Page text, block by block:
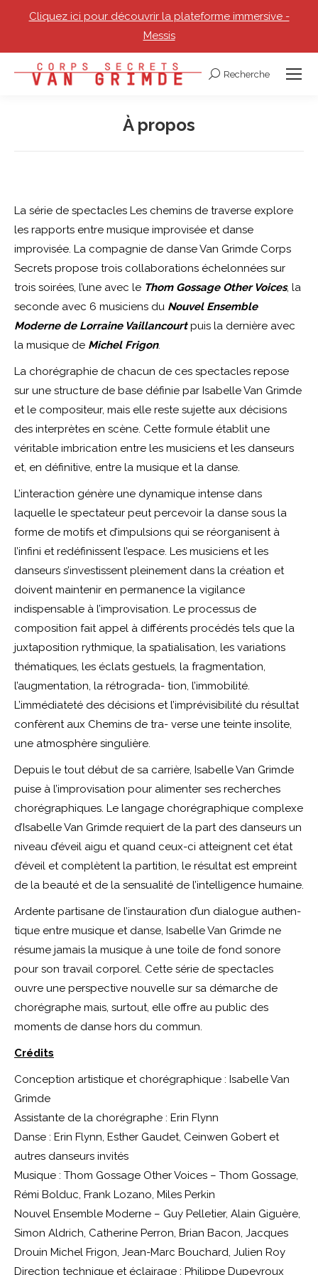
Cliquez ici pour découvrir la plateforme immersive -
Messis
Recherche
Recherche
À propos
La série de spectacles Les chemins de traverse explore
les rapports entre musique improvisée et danse
improvisée. La compagnie de danse Van Grimde Corps
Secrets propose trois collaborations échelonnées sur
trois soirées, l’une avec le Thom Gossage Other Voices, la
seconde avec 6 musiciens du Nouvel Ensemble
Moderne de Lorraine Vaillancourtpuis la dernière avec
la musique de Michel Frigon.
La chorégraphie de chacun de ces spectacles repose
sur une structure de base définie par Isabelle Van Grimde
et le compositeur, mais elle reste sujette aux décisions
des interprètes en scène. Cette formule établit une
véritable imbrication entre les musiciens et les danseurs
et, en définitive, entre la musique et la danse.
L’interaction génère une dynamique intense dans
laquelle le spectateur peut percevoir la danse sous la
forme de motifs et d’impulsions qui se réorganisent à
l’infini et redéfinissent l’espace. Les musiciens et les
danseurs s’investissent pleinement dans la création et
doivent maintenir en permanence la vigilance
indispensable à l’improvisation. Le processus de
composition fait appel à différents procédés tels que la
juxtaposition rythmique, la spatialisation, les variations
thématiques, les éclats gestuels, la fragmentation,
l’augmentation, la rétrograda- tion, l’immobilité.
L’immédiateté des décisions et l’imprévisibilité du résultat
confèrent aux Chemins de tra- verse une teinte insolite,
une atmosphère singulière.
Depuis le tout début de sa carrière, Isabelle Van Grimde
puise à l’improvisation pour alimenter ses recherches
chorégraphiques. Le langage chorégraphique complexe
d’Isabelle Van Grimde requiert de la part des danseurs un
niveau d’éveil aigu et quand ceux-ci atteignent cet état
d’éveil et complètent la partition, le résultat est empreint
de la beauté et de la sensualité de l’intelligence humaine.
Ardente partisane de l’instauration d’un dialogue authen-
tique entre musique et danse, Isabelle Van Grimde ne
résume jamais la musique à une toile de fond sonore
pour son travail corporel. Cette série de spectacles
ouvre une perspective nouvelle sur sa démarche de
chorégraphe mais, surtout, elle offre au public des
moments de danse hors du commun.
Crédits
Conception artistique et chorégraphique : Isabelle Van
Grimde
Assistante de la chorégraphe : Erin Flynn
Danse : Erin Flynn, Esther Gaudet, Ceinwen Gobert et
autres danseurs invités
Musique : Thom Gossage Other Voices – Thom Gossage,
Rémi Bolduc, Frank Lozano, Miles Perkin
Nouvel Ensemble Moderne – Guy Pelletier, Alain Giguère,
Simon Aldrich, Catherine Perron, Brian Bacon, Jacques
Drouin Michel Frigon, Jean-Marc Bouchard, Julien Roy
Direction technique et éclairage : Philippe Dupeyroux